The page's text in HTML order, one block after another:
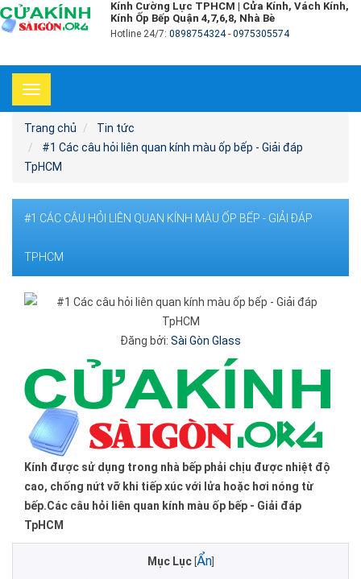
Kính Cường Lực TPHCM | Cửa Kính, Vách Kính,
Kính Ốp Bếp Quận 4,7,6,8, Nhà Bè
Hotline 24/7: 0898754324- 0975305574
Toggle
navigation
Trang chủ
Tin tức
#1 Các câu hỏi liên quan kính màu ốp bếp - Giải đáp
TpHCM
#1 CÁC CÂU HỎI LIÊN QUAN KÍNH MÀU ỐP BẾP - GIẢI ĐÁP
TPHCM
Đăng bởi: Sài Gòn Glass
Kính được sử dụng trong nhà bếp phải chịu được nhiệt độ
cao, chống nứt vỡ khi tiếp xúc với lửa hoặc hơi nóng từ
bếp.Các câu hỏi liên quan kính màu ốp bếp - Giải đáp
TpHCM
Mục Lục Ẩn]